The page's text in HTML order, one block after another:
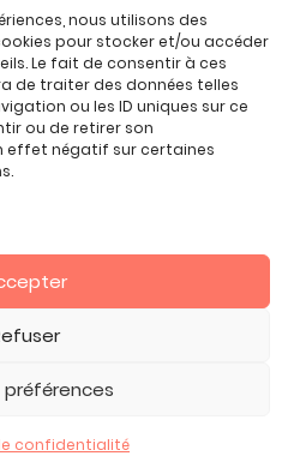
nous utilisons des
pour stocker et/ou accéder
Le fait de consentir à ces
de traiter des données telles
ou les ID uniques sur ce
ou de retirer son
effet négatif sur certaines
préférences
confidentialité
10 ans
11 ans
12 ans
produits
de loisirs créatifs
compte
CGV
Confidentialité